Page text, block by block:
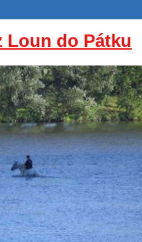
Loun do Pátku